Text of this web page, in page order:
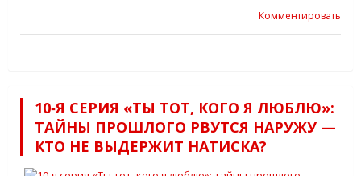
Комментировать
10‑Я СЕРИЯ «ТЫ ТОТ, КОГО Я ЛЮБЛЮ»:
ТАЙНЫ ПРОШЛОГО РВУТСЯ НАРУЖУ —
КТО НЕ ВЫДЕРЖИТ НАТИСКА?